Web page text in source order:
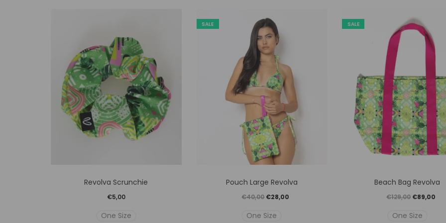
το
έχει
Revolva Scrunchie
€5,00
One Size
SALE
το
προϊόν
Pouch Large Revolva
€40,00 Original
price
€28,00
One Size
SALE
το
προϊόν
έχει
Beach Bag Revolva
€129,00 Original
price
€89,00
One Size